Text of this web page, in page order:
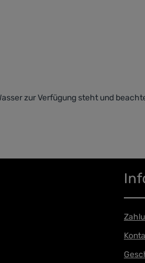
zur Verfügung steht und